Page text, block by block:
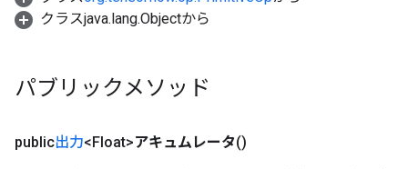
クラスjava.lang.Objectから
パブリックメソッド
public出力<Float>アキュムレータ()